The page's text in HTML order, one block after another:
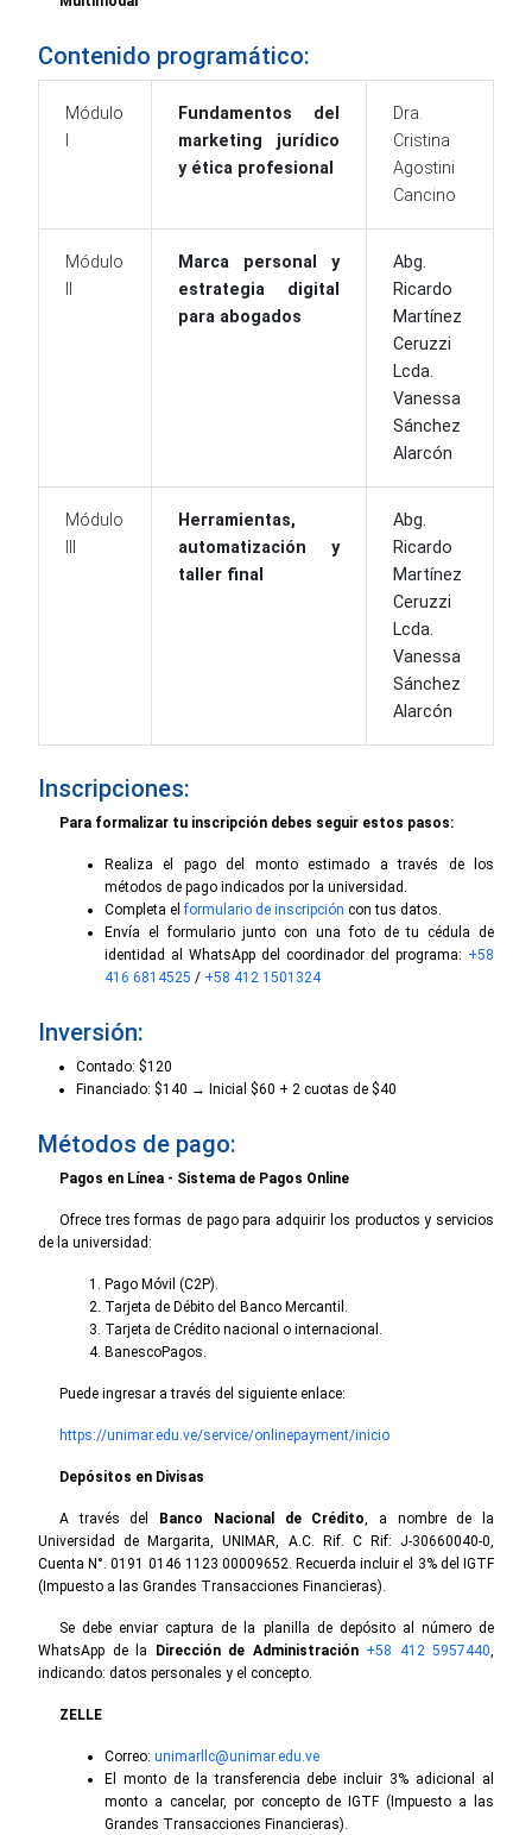
Contenido programático:
Módulo
Fundamentos del
marketing jurídico
y ética profesional
Dra.
Cristina
Agostini
Cancino
Módulo
Marca personal y
estrategia digital
para abogados
Abg.
Ricardo
Martínez
Ceruzzi
Lcda.
Vanessa
Sánchez
Alarcón
Módulo
Herramientas,
automatización y
taller final
Abg.
Ricardo
Martínez
Ceruzzi
Lcda.
Vanessa
Sánchez
Alarcón
Inscripciones:
Para formalizar tu inscripción debes seguir estos pasos:
Realiza el pago del monto estimado a través de los
métodos de pago indicados por la universidad.
Completa elformulario de inscripción con tus datos.
Envía el formulario junto con una foto de tu cédula de
identidad al WhatsApp del coordinador del programa: +58
416 6814525 / +58 412 1501324
Inversión:
Contado: $120
Financiado: $140 → Inicial $60 + 2 cuotas de $40
Métodos de pago:
Pagos en Línea - Sistema de Pagos Online
Ofrece tres formas de pago para adquirir los productos y servicios
de la universidad:
Pago Móvil (C2P).
Tarjeta de Débito del Banco Mercantil.
Tarjeta de Crédito nacional o internacional.
BanescoPagos.
Puede ingresar a través del siguiente enlace:
https://unimar.edu.ve/service/onlinepayment/inicio
Depósitos en Divisas
A través del Banco Nacional de Crédito, a nombre de la
Universidad de Margarita, UNIMAR, A.C. Rif. C Rif: J-30660040-0,
Cuenta N°. 0191 0146 1123 00009652. Recuerda incluir el 3% del IGTF
(Impuesto a las Grandes Transacciones Financieras).
Se debe enviar captura de la planilla de depósito al número de
WhatsApp de la
Dirección de Administración +58 412 5957440,
indicando: datos personales y el concepto.
ZELLE
Correo: unimarllc@unimar.edu.ve
El monto de la transferencia debe incluir 3% adicional al
monto a cancelar, por concepto de IGTF (Impuesto a las
Grandes Transacciones Financieras).